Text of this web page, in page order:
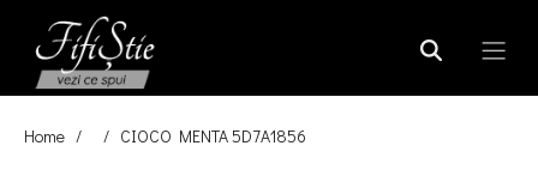
Home / / CIOCO MENTA 5D7A1856